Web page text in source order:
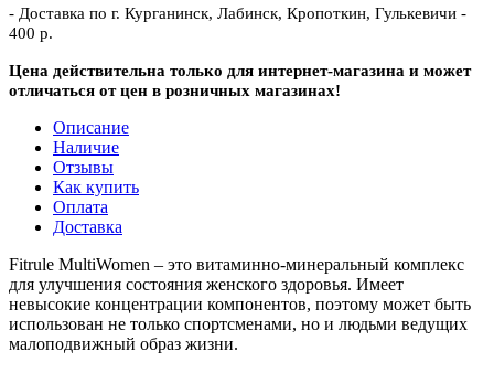
- Доставка по г. Курганинск, Лабинск, Кропоткин, Гулькевичи -
400 р.
Цена действительна только для интернет-магазина и может
отличаться от цен в розничных магазинах!
Описание
Наличие
Отзывы
Как купить
Оплата
Доставка
Fitrule MultiWomen – это витаминно-минеральный комплекс
для улучшения состояния женского здоровья. Имеет
невысокие концентрации компонентов, поэтому может быть
использован не только спортсменами, но и людьми ведущих
малоподвижный образ жизни.